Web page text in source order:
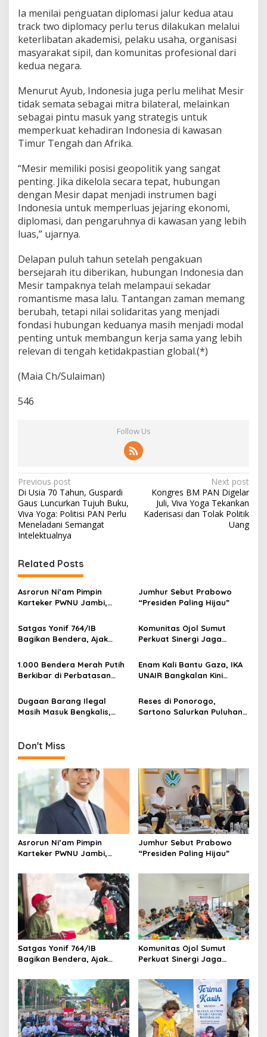
Ia menilai penguatan diplomasi jalur kedua atau
track two diplomacy perlu terus dilakukan melalui
keterlibatan akademisi, pelaku usaha, organisasi
masyarakat sipil, dan komunitas profesional dari
kedua negara.
Menurut Ayub, Indonesia juga perlu melihat Mesir
tidak semata sebagai mitra bilateral, melainkan
sebagai pintu masuk yang strategis untuk
memperkuat kehadiran Indonesia di kawasan
Timur Tengah dan Afrika.
“Mesir memiliki posisi geopolitik yang sangat
penting. Jika dikelola secara tepat, hubungan
dengan Mesir dapat menjadi instrumen bagi
Indonesia untuk memperluas jejaring ekonomi,
diplomasi, dan pengaruhnya di kawasan yang lebih
luas,” ujarnya.
Delapan puluh tahun setelah pengakuan
bersejarah itu diberikan, hubungan Indonesia dan
Mesir tampaknya telah melampaui sekadar
romantisme masa lalu. Tantangan zaman memang
berubah, tetapi nilai solidaritas yang menjadi
fondasi hubungan keduanya masih menjadi modal
penting untuk membangun kerja sama yang lebih
relevan di tengah ketidakpastian global.(*)
(Maia Ch/Sulaiman)
546
Follow Us
P
o
s
t
a
v
i
a
i
o
n
Previous post
Di Usia 70 Tahun, Guspardi
Gaus Luncurkan Tujuh Buku,
Viva Yoga: Politisi PAN Perlu
Meneladani Semangat
Intelektualnya
Next post
Kongres BM PAN Digelar
Juli, Viva Yoga Tekankan
Kaderisasi dan Tolak Politik
Uang
Related Posts
Asrorun Ni’am Pimpin
Karteker PWNU Jambi,
Muda Visioner untuk Abad
Kedua NU
Jumhur Sebut Prabowo
“Presiden Paling Hijau”
Satgas Yonif 764/IB
Bagikan Bendera, Ajak
HUT RI
Komunitas Ojol Sumut
Perkuat Sinergi Jaga
1.000 Bendera Merah Putih
Berkibar di Perbatasan
Enam Kali Bantu Gaza, IKA
UNAIR Bangkalan Kini
10.000 Pengungsi
Dugaan Barang Ilegal
Masih Masuk Bengkalis,
Reses di Ponorogo,
Sartono Salurkan Puluhan
Don't Miss
Asrorun Ni’am Pimpin
Karteker PWNU Jambi,
Muda Visioner untuk Abad
Kedua NU
Jumhur Sebut Prabowo
“Presiden Paling Hijau”
Satgas Yonif 764/IB
Bagikan Bendera, Ajak
HUT RI
Komunitas Ojol Sumut
Perkuat Sinergi Jaga